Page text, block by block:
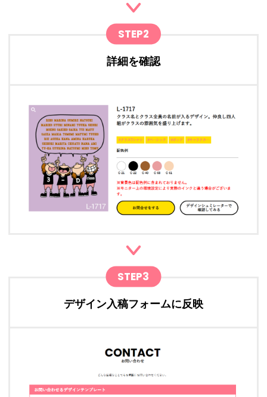
STEP2
詳細を確認
STEP3
デザイン入稿フォームに反映